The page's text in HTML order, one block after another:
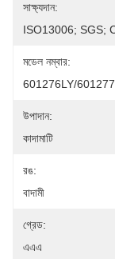
সাক্ষ্যদান:
ISO13006; SGS;
মডেল নম্বার:
601276LY/
উপাদান:
কাদামাটি
রঙ:
বাদামী
গ্রেড:
এএএ